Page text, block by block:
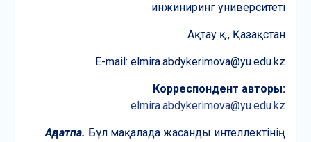
инжиниринг университеті
Ақтау қ., Қазақстан
E-mail: elmira.abdykerimova@yu.edu.kz
Корреспондент авторы:
elmira.abdykerimova@yu.edu.kz
Аңдатпа. Бұл мақалада жасанды интеллектінің